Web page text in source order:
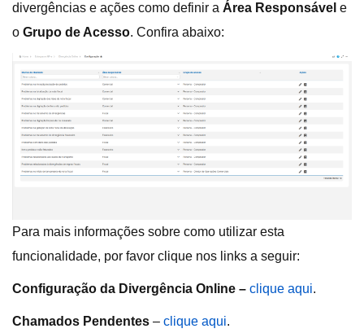
divergências e ações como definir a Área Responsável e
o Grupo de Acesso. Confira abaixo:
Para mais informações sobre como utilizar esta
funcionalidade, por favor clique nos links a seguir:
Configuração da Divergência Online – clique aqui.
Chamados Pendentes – clique aqui.